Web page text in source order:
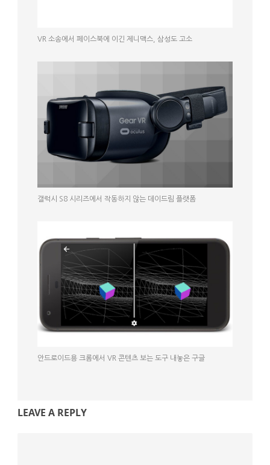
VR 소송에서 페이스북에 이긴 제니맥스, 삼성도 고소
갤럭시 S8 시리즈에서 작동하지 않는 데이드림 플랫폼
안드로이드용 크롬에서 VR 콘텐츠 보는 도구 내놓은 구글
LEAVE A REPLY